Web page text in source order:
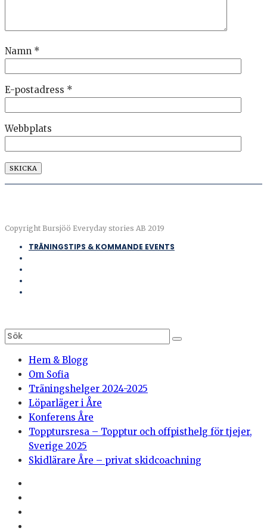
Namn *
E-postadress *
Webbplats
Copyright Bursjöö Everyday stories AB 2019
TRÄNINGSTIPS & KOMMANDE EVENTS
Hem & Blogg
Om Sofia
Träningshelger 2024-2025
Löparläger i Åre
Konferens Åre
Topptursresa – Topptur och offpisthelg för tjejer,
Sverige 2025
Skidlärare Åre – privat skidcoachning